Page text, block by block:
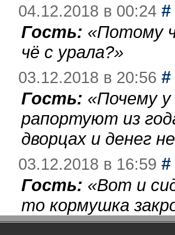
04.12.2018 в 00:24 #
Гость: «Потому
чё с урала?»
03.12.2018 в 20:56 #
Гость: «Почему
рапортуют из
дворцах и денег
03.12.2018 в 16:59 #
Гость: «Вот и
то кормушка